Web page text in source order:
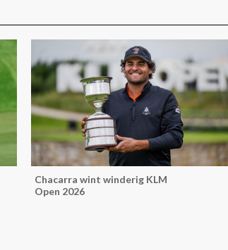
Chacarra wint winderig KLM
Open 2026